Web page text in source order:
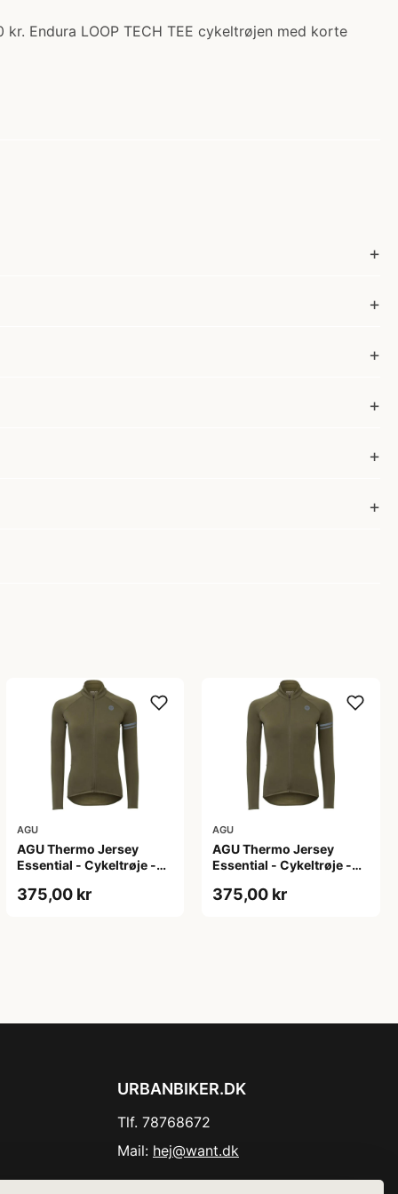
Endura LOOP TECH TEE cykeltrøjen med korte
AGU
AGU Thermo Jersey
Essential - Cykeltrøje -
XL
375,00 kr
AGU
AGU Thermo Jersey
Essential - Cykeltrøje -
XXL
375,00 kr
URBANBIKER.DK
Tlf. 78768672
Mail: hej@want.dk